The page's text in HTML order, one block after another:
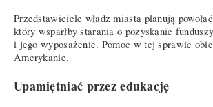
Przedstawiciele władz miasta planują
który wsparłby starania o pozyskanie
i jego wyposażenie. Pomoc w tej sprawie
Amerykanie.
Upamiętniać przez edukację